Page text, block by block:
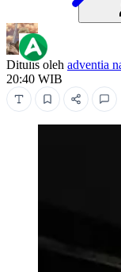
Ditulis oleh adventia
20:40 WIB